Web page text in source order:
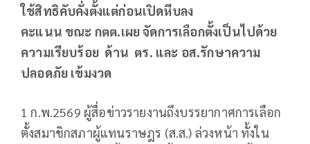
ใช้สิทธิคับคั่งตั้งแต่ก่อนเปิดหีบลง
คะแนน ขณะ กตต.เผย จัดการเลือกตั้งเป็นไปด้วย
ความเรียบร้อย ด้าน ตร. และ อส.รักษาความ
ปลอดภัย เข้มงวด
1 ก.พ.2569 ผู้สื่อข่าวรายงานถึงบรรยากาศการเลือก
ตั้งสมาชิกสภาผู้แทนราษฎร (ส.ส.) ล่วงหน้า ทั้งใน